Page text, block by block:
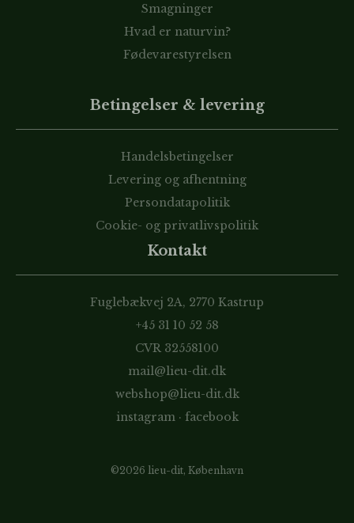
Smagninger
Hvad er naturvin?
Fødevarestyrelsen
Betingelser & levering
Handelsbetingelser
Levering og afhentning
Persondatapolitik
Cookie- og privatlivspolitik
Kontakt
Fuglebækvej 2A, 2770 Kastrup
+45 31 10 52 58
CVR 32558100
mail@lieu-dit.dk
webshop@lieu-dit.dk
instagram· facebook
©2026 lieu-dit, København